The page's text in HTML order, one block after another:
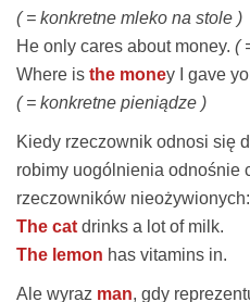
( = konkretne mleko na stole )
He only cares about money. (
Where is the money I gave
( = konkretne pieniądze )
Kiedy rzeczownik odnosi się
robimy uogólnienia odnośnie
rzeczowników nieożywionych:
The cat drinks a lot of milk.
The lemon has vitamins in.
Ale wyraz man, gdy